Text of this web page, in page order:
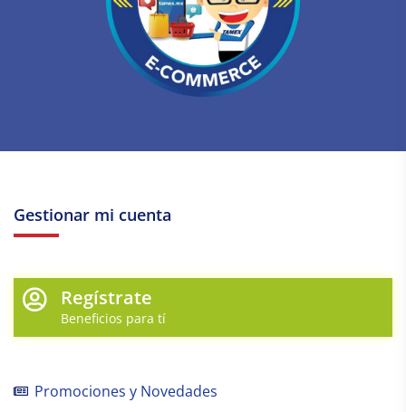
Gestionar mi cuenta
Regístrate
Beneficios para tí
Promociones y Novedades